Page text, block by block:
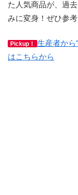
た人気商品が、過
みに変身！ぜひ参
Pickup！
生産者から
はこちらから